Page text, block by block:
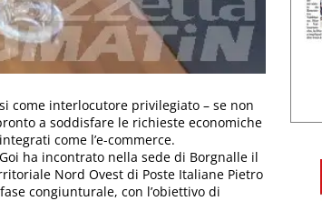
come interlocutore privilegiato – se non
a soddisfare le richieste economiche
come l’e-commerce.
ha incontrato nella sede di Borgnalle il
Nord Ovest di Poste Italiane Pietro
congiunturale, con l’obiettivo di